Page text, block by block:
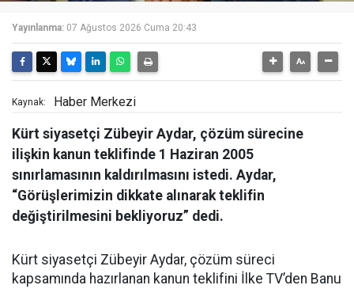
Yayınlanma: 07 Ağustos 2026 Cuma 20:43
Kaynak: Haber Merkezi
Kürt siyasetçi Zübeyir Aydar, çözüm sürecine
ilişkin kanun teklifinde 1 Haziran 2005
sınırlamasının kaldırılmasını istedi. Aydar,
“Görüşlerimizin dikkate alınarak teklifin
değiştirilmesini bekliyoruz” dedi.
Kürt siyasetçi Zübeyir Aydar, çözüm süreci
kapsamında hazırlanan kanun teklifini İlke TV’den Banu